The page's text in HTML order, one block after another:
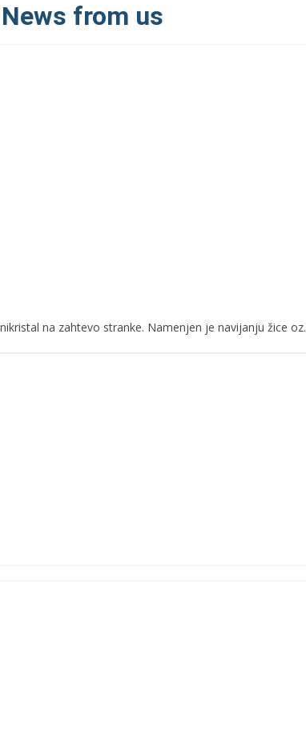
News from us
na zahtevo stranke. Namenjen je navijanju žice oz.